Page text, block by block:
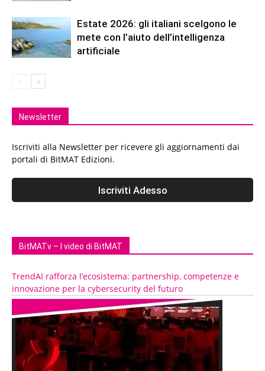
Estate 2026: gli italiani scelgono le
mete con l’aiuto dell’intelligenza
artificiale
Newsletter
Iscriviti alla Newsletter per ricevere gli aggiornamenti dai
portali di BitMAT Edizioni.
BitMATv – I video di BitMAT
TrendAI rafforza l’ecosistema: partnership, competenze e
innovazione per la cybersecurity del futuro